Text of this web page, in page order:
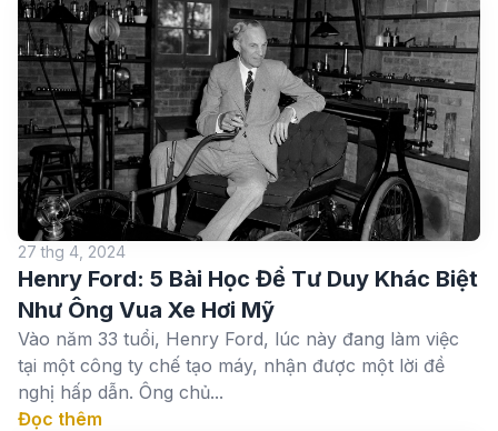
27 thg 4, 2024
Henry Ford: 5 Bài Học Để Tư Duy Khác Biệt
Như Ông Vua Xe Hơi Mỹ
Vào năm 33 tuổi, Henry Ford, lúc này đang làm việc
tại một công ty chế tạo máy, nhận được một lời đề
nghị hấp dẫn. Ông chủ...
Đọc thêm